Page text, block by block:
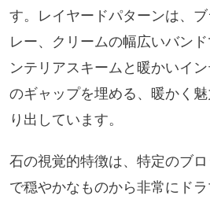
す。レイヤードパターンは、
レー、クリームの幅広いバン
ンテリアスキームと暖かいイ
のギャップを埋める、暖かく
り出しています。
石の視覚的特徴は、特定のブ
で穏やかなものから非常にド